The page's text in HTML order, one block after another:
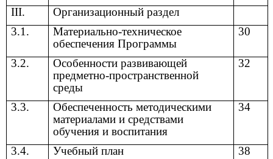
III.
Организационный раздел
3.1.
Материально-техническое
обеспечения Программы
30
3.2.
Особенности развивающей
предметно-пространственной
среды
32
3.3.
Обеспеченность методическими
материалами и средствами
обучения и воспитания
34
3.4. Учебный план
38